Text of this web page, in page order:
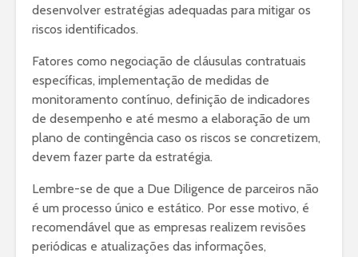
desenvolver estratégias adequadas para mitigar os
riscos identificados.
Fatores como negociação de cláusulas contratuais
específicas, implementação de medidas de
monitoramento contínuo, definição de indicadores
de desempenho e até mesmo a elaboração de um
plano de contingência caso os riscos se concretizem,
devem fazer parte da estratégia.
Lembre-se de que a Due Diligence de parceiros não
é um processo único e estático. Por esse motivo, é
recomendável que as empresas realizem revisões
periódicas e atualizações das informações,